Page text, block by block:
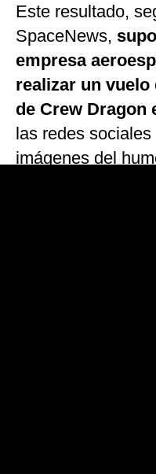
Este resultado,
SpaceNews,
empresa
realizar un
de Crew Dragon
las redes
imágenes del